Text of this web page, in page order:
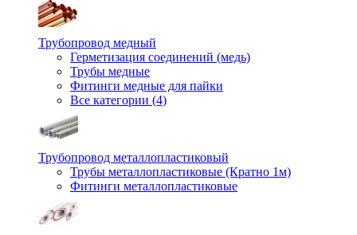
Трубопровод медный
Герметизация соединений (медь)
Трубы медные
Фитинги медные для пайки
Все категории (4)
Трубопровод металлопластиковый
Трубы металлопластиковые (Кратно 1м)
Фитинги металлопластиковые